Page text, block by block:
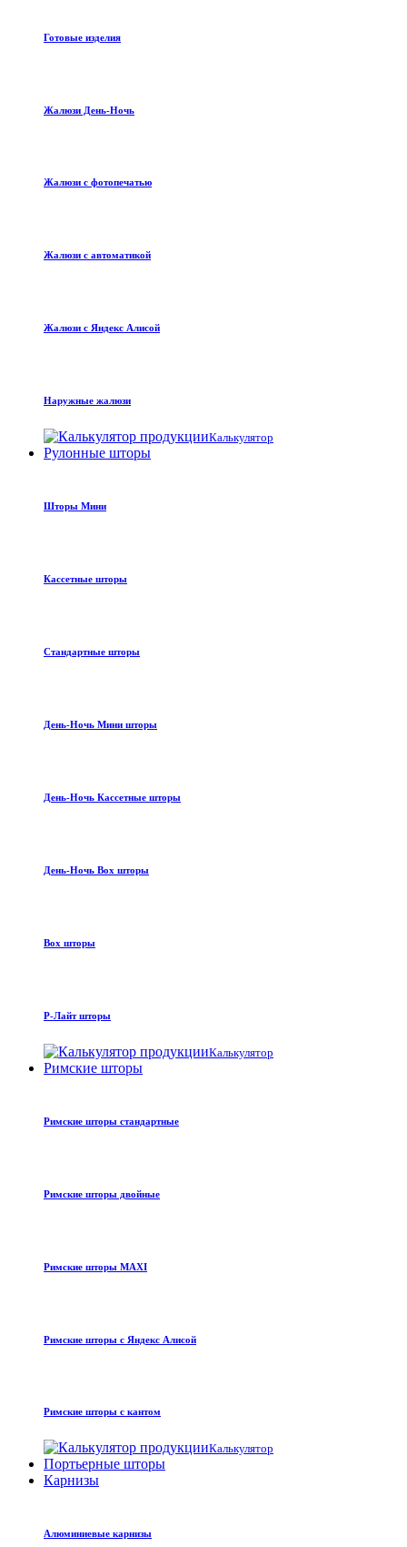
Готовые изделия
Жалюзи День-Ночь
Жалюзи с фотопечатью
Жалюзи с автоматикой
Жалюзи с Яндекс Алисой
Наружные жалюзи
Калькулятор
Рулонные шторы
Шторы Мини
Кассетные шторы
Стандартные шторы
День-Ночь Мини шторы
День-Ночь Кассетные шторы
День-Ночь Box шторы
Box шторы
Р-Лайт шторы
Калькулятор
Римские шторы
Римские шторы стандартные
Римские шторы двойные
Римские шторы MAXI
Римские шторы с Яндекс Алисой
Римские шторы с кантом
Калькулятор
Портьерные шторы
Карнизы
Алюминиевые карнизы